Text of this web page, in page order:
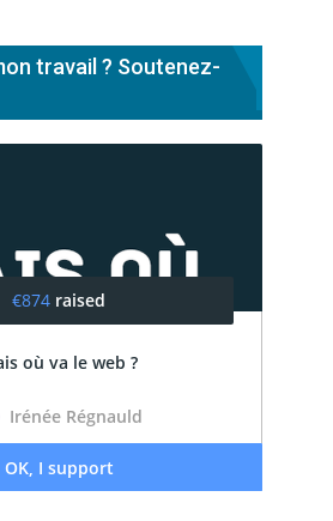
travail ? Soutenez-